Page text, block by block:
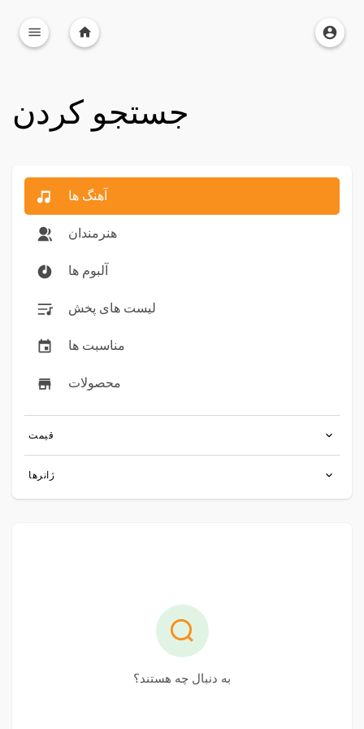
جستجو کردن
آهنگ ها
هنرمندان
آلبوم ها
لیست های پخش
مناسبت ها
محصولات
قیمت
ژانرها
به دنبال چه هستند؟